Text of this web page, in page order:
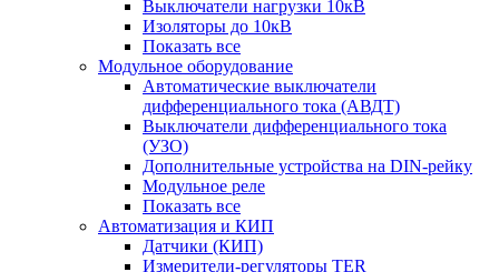
Выключатели нагрузки 10кВ
Изоляторы до 10кВ
Показать все
Модульное оборудование
Автоматические выключатели
дифференциального тока (АВДТ)
Выключатели дифференциального тока
(УЗО)
Дополнительные устройства на DIN-рейку
Модульное реле
Показать все
Автоматизация и КИП
Датчики (КИП)
Измерители-регуляторы TER